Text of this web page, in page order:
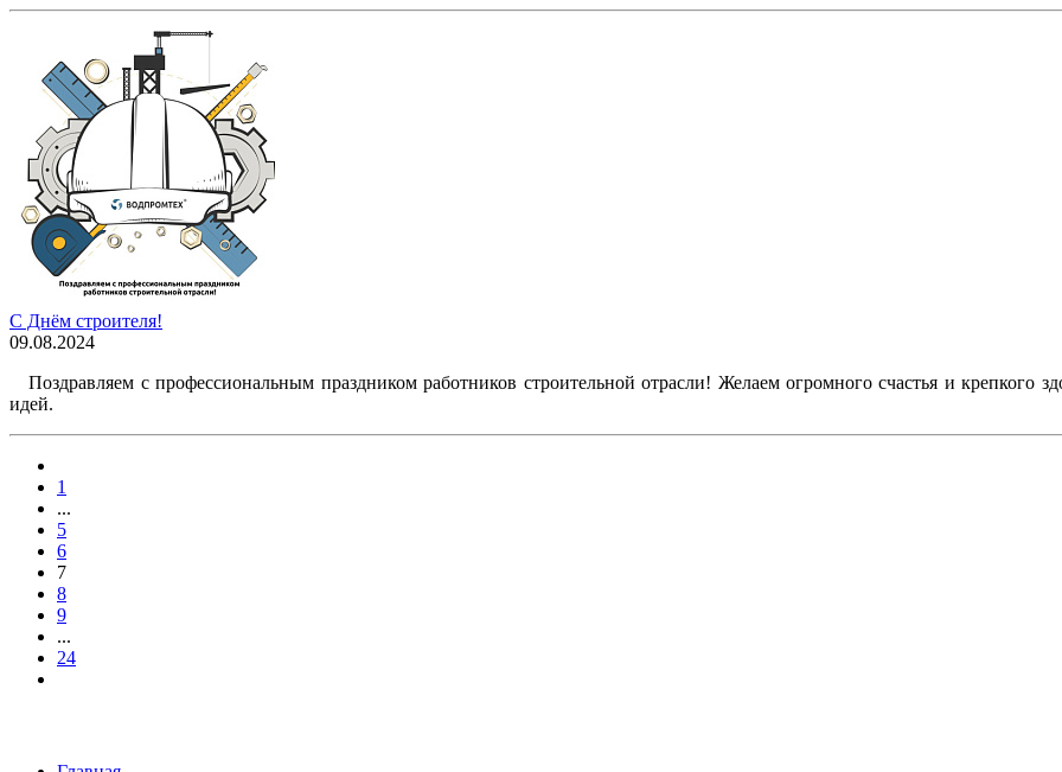
C Днём cтроителя!
09.08.2024
Поздравляем с профессиональным праздником работников строительной отрасли! Желаем огромного счастья и крепкого
идей.
1
...
5
6
7
8
9
...
24